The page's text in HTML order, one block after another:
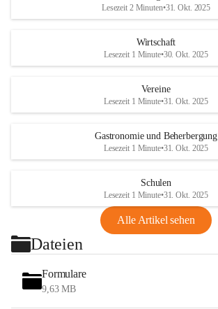
Lesezeit 2 Minuten•31. Okt. 2025
Wirtschaft
Lesezeit 1 Minute•30. Okt. 2025
Vereine
Lesezeit 1 Minute•31. Okt. 2025
Gastronomie und Beherbergung
Lesezeit 1 Minute•31. Okt. 2025
Schulen
Lesezeit 1 Minute•31. Okt. 2025
Alle Artikel sehen
Dateien
Formulare
9,63 MB